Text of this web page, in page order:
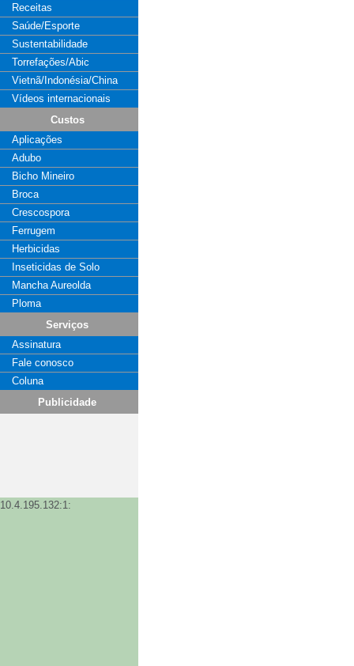
Receitas
Saúde/Esporte
Sustentabilidade
Torrefações/Abic
Vietnã/Indonésia/China
Vídeos internacionais
Custos
Aplicações
Adubo
Bicho Mineiro
Broca
Crescospora
Ferrugem
Herbicidas
Inseticidas de Solo
Mancha Aureolda
Ploma
Serviços
Assinatura
Fale conosco
Coluna
Publicidade
10.4.195.132:1: